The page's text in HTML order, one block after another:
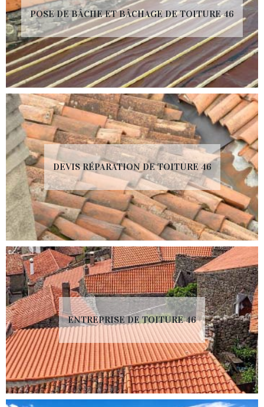
POSE DE BÂCHE ET BÂCHAGE DE TOITURE 46
DEVIS RÉPARATION DE TOITURE 46
ENTREPRISE DE TOITURE 46